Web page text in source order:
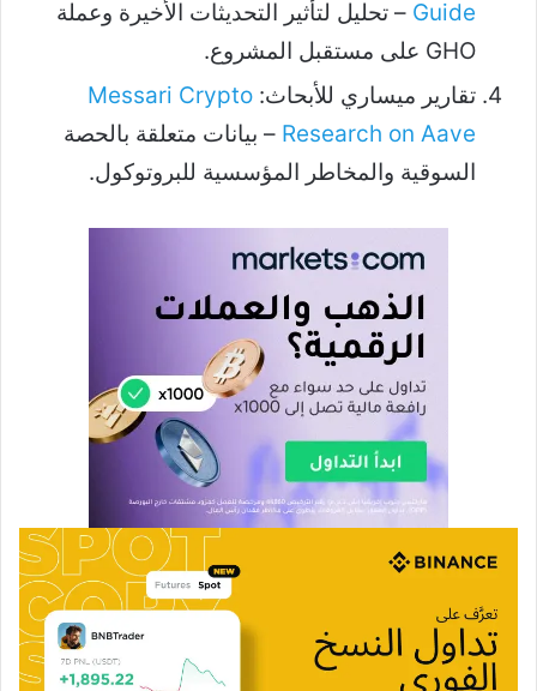
Guide – تحليل لتأثير التحديثات الأخيرة وعملة
GHO على مستقبل المشروع.
تقارير ميساري للأبحاث: Messari Crypto
Research on Aave – بيانات متعلقة بالحصة
السوقية والمخاطر المؤسسية للبروتوكول.